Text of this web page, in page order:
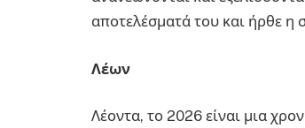
αποτελέσματά του και ήρθε η
Λέων
Λέοντα, το 2026 είναι μια